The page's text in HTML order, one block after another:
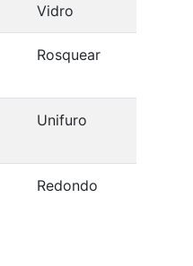
Vidro
Rosquear
Unifuro
Redondo